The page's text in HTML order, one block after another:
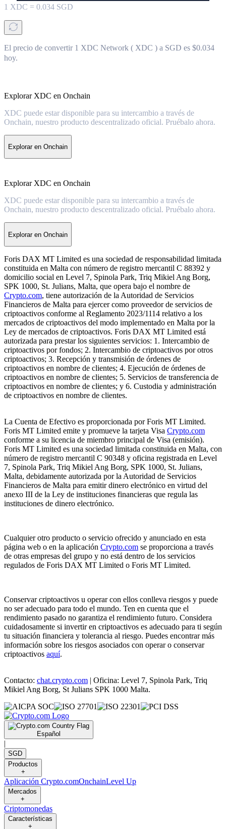
1 XDC = 0.034 SGD
El precio de convertir 1 XDC Network ( XDC ) a SGD es $0.034
hoy.
Explorar XDC en Onchain
XDC puede estar disponible para su intercambio a través de
Onchain, nuestro producto descentralizado oficial. Pruébalo ahora.
Explorar en Onchain
Explorar XDC en Onchain
XDC puede estar disponible para su intercambio a través de
Onchain, nuestro producto descentralizado oficial. Pruébalo ahora.
Explorar en Onchain
Foris DAX MT Limited es una sociedad de responsabilidad limitada
constituida en Malta con número de registro mercantil C 88392 y
domicilio social en Level 7, Spinola Park, Triq Mikiel Ang Borg,
SPK 1000, St. Julians, Malta, que opera bajo el nombre de
Crypto.com, tiene autorización de la Autoridad de Servicios
Financieros de Malta para ejercer como proveedor de servicios de
criptoactivos conforme al Reglamento 2023/1114 relativo a los
mercados de criptoactivos del modo implementado en Malta por la
Ley de mercados de criptoactivos. Foris DAX MT Limited está
autorizada para prestar los siguientes servicios: 1. Intercambio de
criptoactivos por fondos; 2. Intercambio de criptoactivos por otros
criptoactivos; 3. Recepción y transmisión de órdenes de
criptoactivos en nombre de clientes; 4. Ejecución de órdenes de
criptoactivos en nombre de clientes; 5. Servicios de transferencia de
criptoactivos en nombre de clientes; y 6. Custodia y administración
de criptoactivos en nombre de clientes.
La Cuenta de Efectivo es proporcionada por Foris MT Limited.
Foris MT Limited emite y promueve la tarjeta Visa Crypto.com
conforme a su licencia de miembro principal de Visa (emisión).
Foris MT Limited es una sociedad limitada constituida en Malta, con
número de registro mercantil C 90348 y oficina registrada en Level
7, Spinola Park, Triq Mikiel Ang Borg, SPK 1000, St. Julians,
Malta, debidamente autorizada por la Autoridad de Servicios
Financieros de Malta para emitir dinero electrónico en virtud del
anexo III de la Ley de instituciones financieras que regula las
instituciones de dinero electrónico.
Cualquier otro producto o servicio ofrecido y anunciado en esta
página web o en la aplicación Crypto.com se proporciona a través
de otras empresas del grupo y no está dentro de los servicios
regulados de Foris DAX MT Limited o Foris MT Limited.
Conservar criptoactivos u operar con ellos conlleva riesgos y puede
no ser adecuado para todo el mundo. Ten en cuenta que el
rendimiento pasado no garantiza el rendimiento futuro. Considera
cuidadosamente si invertir en criptoactivos es adecuado para ti según
tu situación financiera y tolerancia al riesgo. Puedes encontrar más
información sobre los riesgos asociados con operar o conservar
criptoactivos aquí.
Contacto: chat.crypto.com | Oficina: Level 7, Spinola Park, Triq
Mikiel Ang Borg, St Julians SPK 1000 Malta.
Español
|
SGD
Productos
+
Aplicación Crypto.comOnchainLevel Up
Mercados
+
Criptomonedas
Características
+